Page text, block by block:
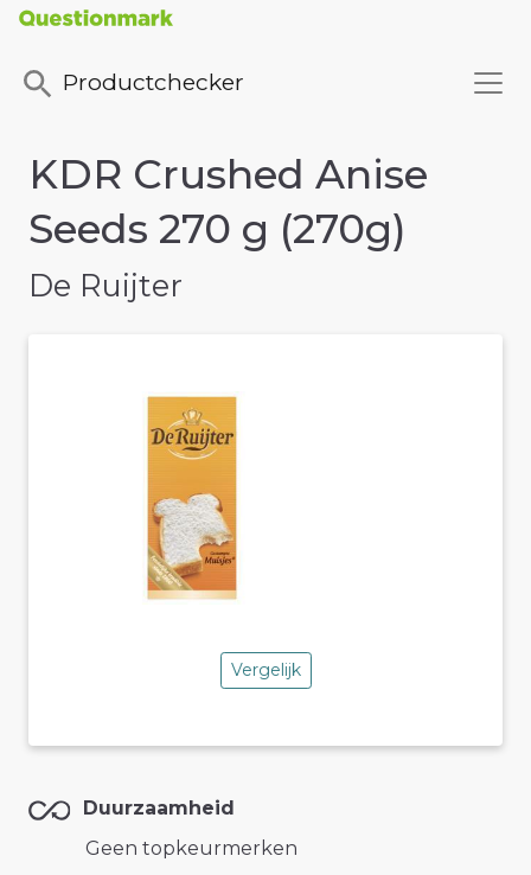
Productchecker
KDR Crushed Anise
Seeds 270 g (270g)
De Ruijter
Vergelijk
Duurzaamheid
Geen topkeurmerken